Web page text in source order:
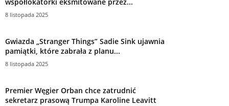
8 listopada 2025
Gwiazda „Stranger Things” Sadie Sink ujawnia
pamiątki, które zabrała z planu...
8 listopada 2025
Premier Węgier Orban chce zatrudnić
sekretarz prasową Trumpa Karoline Leavitt